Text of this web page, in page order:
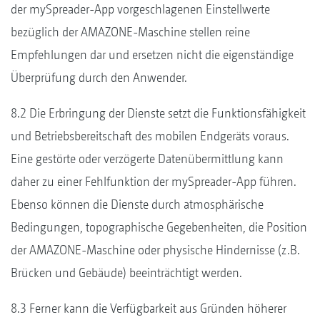
der mySpreader-App vorgeschlagenen Einstellwerte
bezüglich der AMAZONE-Maschine stellen reine
Empfehlungen dar und ersetzen nicht die eigenständige
Überprüfung durch den Anwender.
8.2 Die Erbringung der Dienste setzt die Funktionsfähigkeit
und Betriebsbereitschaft des mobilen Endgeräts voraus.
Eine gestörte oder verzögerte Datenübermittlung kann
daher zu einer Fehlfunktion der mySpreader-App führen.
Ebenso können die Dienste durch atmosphärische
Bedingungen, topographische Gegebenheiten, die Position
der AMAZONE-Maschine oder physische Hindernisse (z.B.
Brücken und Gebäude) beeinträchtigt werden.
8.3 Ferner kann die Verfügbarkeit aus Gründen höherer